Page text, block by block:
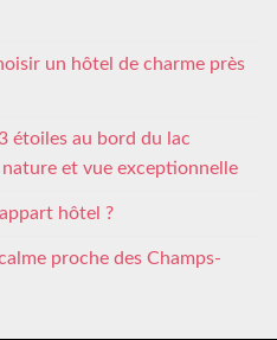
un hôtel de charme près
étoiles au bord du lac
et vue exceptionnelle
hôtel ?
proche des Champs-